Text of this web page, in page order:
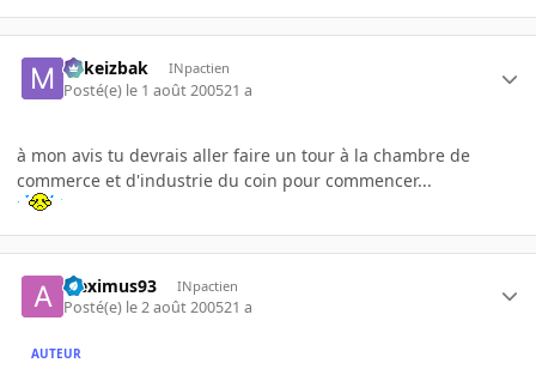
Mikeizbak INpactien
Posté(e) le 1 août 200521 a
à mon avis tu devrais aller faire un tour à la chambre de
commerce et d'industrie du coin pour commencer...
aleximus93 INpactien
Posté(e) le 2 août 200521 a
AUTEUR